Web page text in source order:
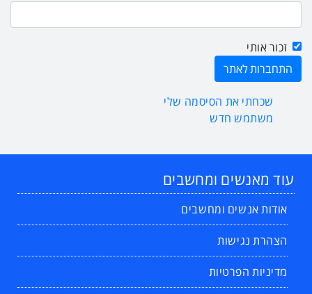
זכור אותי
שכחתי את הסיסמה שלי
משתמש חדש
עוד מאנשים ומחשבים
אודות אנשים ומחשבים
הצהרת נגישות
מדיניות הפרטיות